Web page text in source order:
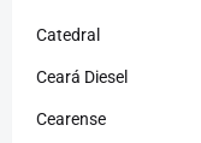
Catedral
Ceará Diesel
Cearense